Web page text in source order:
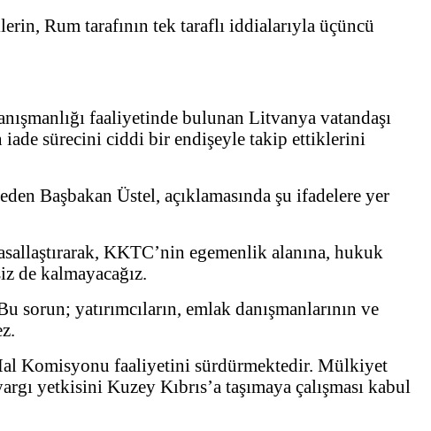
Rum tarafının tek taraflı iddialarıyla üçüncü
faaliyetinde bulunan Litvanya vatandaşı
iade sürecini ciddi bir endişeyle takip ettiklerini
Başbakan Üstel, açıklamasında şu ifadelere yer
KKTC’nin egemenlik alanına, hukuk
de kalmayacağız.
yatırımcıların, emlak danışmanlarının ve
Komisyonu faaliyetini sürdürmektedir. Mülkiyet
yetkisini Kuzey Kıbrıs’a taşımaya çalışması kabul